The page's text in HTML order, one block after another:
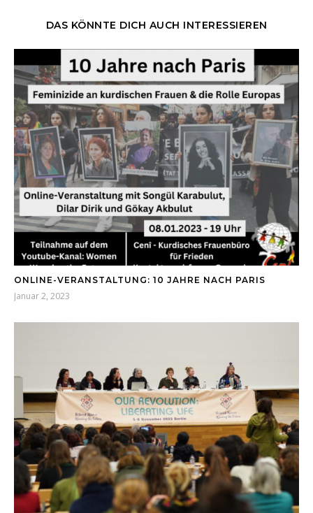
DAS KÖNNTE DICH AUCH INTERESSIEREN
ONLINE-VERANSTALTUNG: 10 JAHRE NACH PARIS
Januar 2, 2023